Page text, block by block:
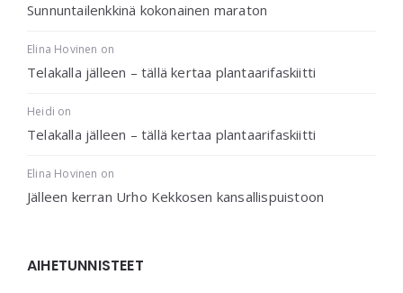
Sunnuntailenkkinä kokonainen maraton
Elina Hovinen on
Telakalla jälleen – tällä kertaa plantaarifaskiitti
Heidi on
Telakalla jälleen – tällä kertaa plantaarifaskiitti
Elina Hovinen on
Jälleen kerran Urho Kekkosen kansallispuistoon
AIHETUNNISTEET